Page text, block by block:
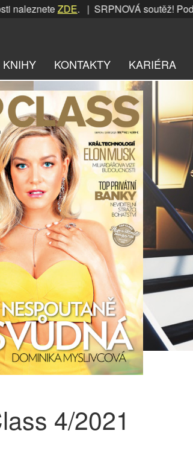
ZDE. | SRPNOVÁ soutěž! Podrobnosti
KNIHY KONTAKTY KARIÉRA
4/2021